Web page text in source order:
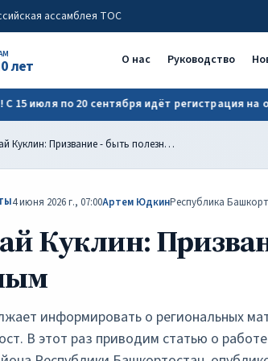
| ОАТОС
ассамблея ТОС
лет О нас Руководство
20 сентября идёт регистрация на обучение
Николай Куклин: Призвание - быть полезным
4 июня 2026 г., 07:00Артем ЮдкинРеспублика
Куклин:
информировать о региональных
В этот раз приводим статью о